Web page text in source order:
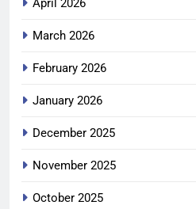
April 2026
March 2026
February 2026
January 2026
December 2025
November 2025
October 2025